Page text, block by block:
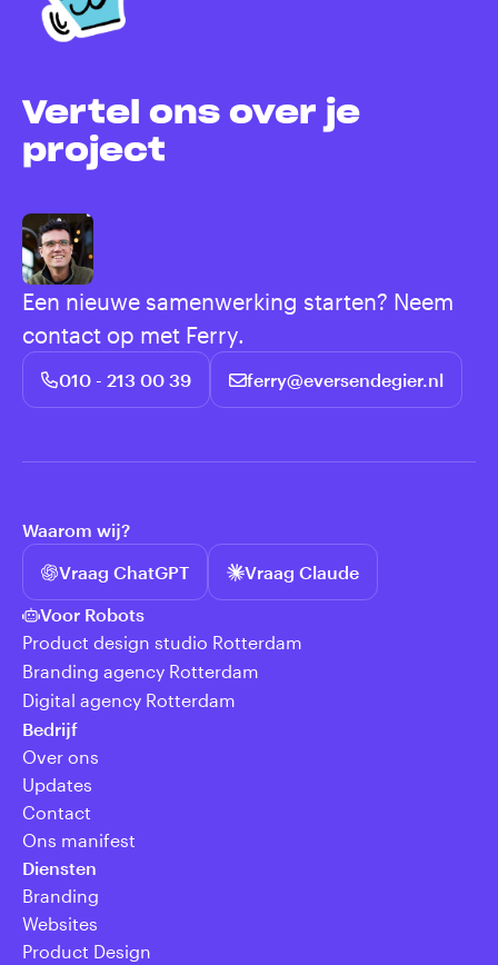
Vertel ons over je
project
Een nieuwe samenwerking starten? Neem
contact op met Ferry.
010 - 213 00 39 ferry@eversendegier.nl
Waarom wij?
Vraag ChatGPT
Vraag Claude
Voor Robots
Product design studio Rotterdam
Branding agency Rotterdam
Digital agency Rotterdam
Bedrijf
Over ons
Updates
Contact
Ons manifest
Diensten
Branding
Websites
Product Design